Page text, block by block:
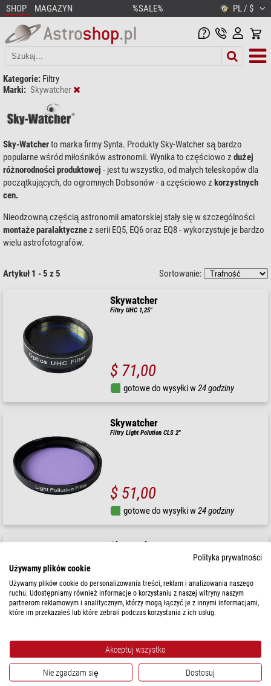
SHOP MAGAZYN %SALE% PL / $
Kategorie: Filtry
Marki: Skywatcher
Sky-Watcherto marka firmy Synta. Produkty Sky-Watcher są bardzo
popularne wśród miłośników astronomii. Wynika to częściowo z dużej
różnorodności produktowej - jest tu wszystko, od małych teleskopów dla
początkujących, do ogromnych Dobsonów - a częściowo z korzystnych
cen.
Nieodzowną częścią astronomii amatorskiej stały się w szczególności
montaże paralaktycznez serii EQ5, EQ6 oraz EQ8 - wykorzystuje je bardzo
wielu astrofotografów.
Artykuł 1 - 5 z 5 Sortowanie:
Skywatcher
Filtry UHC 1,25"
$ 71,00
gotowe do wysyłki w24 godziny
Skywatcher
Filtry Light Polution CLS 2"
$ 51,00
gotowe do wysyłki w24 godziny
Skywatcher
$ 36,90
Skywatcher
Filtry OIII 2"
Polityka prywatności
Używamy plików cookie
Używamy plików cookie do personalizowania treści, reklam i analizowania naszego
ruchu. Udostępniamy również informacje o korzystaniu z naszej witryny naszym
partnerom reklamowym i analitycznym, którzy mogą łączyć je z innymi informacjami,
które im przekazałeś lub które zebrali podczas korzystania z ich usług.
Akceptuj wszystko
Nie zgadzam się Dostosuj